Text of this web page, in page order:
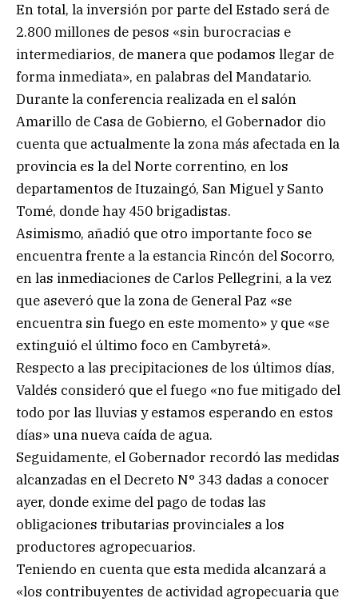
En total, la inversión por parte del Estado será de
2.800 millones de pesos «sin burocracias e
intermediarios, de manera que podamos llegar de
forma inmediata», en palabras del Mandatario.
Durante la conferencia realizada en el salón
Amarillo de Casa de Gobierno, el Gobernador dio
cuenta que actualmente la zona más afectada en la
provincia es la del Norte correntino, en los
departamentos de Ituzaingó, San Miguel y Santo
Tomé, donde hay 450 brigadistas.
Asimismo, añadió que otro importante foco se
encuentra frente a la estancia Rincón del Socorro,
en las inmediaciones de Carlos Pellegrini, a la vez
que aseveró que la zona de General Paz «se
encuentra sin fuego en este momento» y que «se
extinguió el último foco en Cambyretá».
Respecto a las precipitaciones de los últimos días,
Valdés consideró que el fuego «no fue mitigado del
todo por las lluvias y estamos esperando en estos
días» una nueva caída de agua.
Seguidamente, el Gobernador recordó las medidas
alcanzadas en el Decreto N° 343 dadas a conocer
ayer, donde exime del pago de todas las
obligaciones tributarias provinciales a los
productores agropecuarios.
Teniendo en cuenta que esta medida alcanzará a
«los contribuyentes de actividad agropecuaria que